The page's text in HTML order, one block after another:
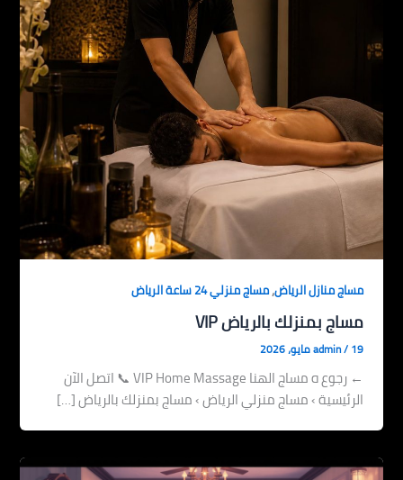
مساج منازل الرياض,مساج منزلي 24 ساعة الرياض
مساج بمنزلك بالرياض VIP
admin/19 مايو، 2026
← رجوع ه مساج الهنا VIP Home Massage 📞 اتصل الآن
الرئيسية › مساج منزلي الرياض › مساج بمنزلك بالرياض […]